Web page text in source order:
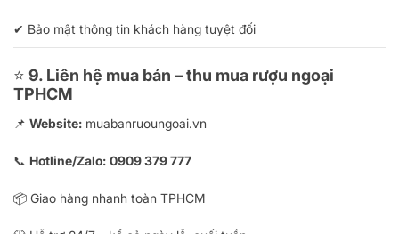
✔ Bảo mật thông tin khách hàng tuyệt đối
⭐ 9. Liên hệ mua bán – thu mua rượu ngoại
TPHCM
📌 Website: muabanruoungoai.vn
📞 Hotline/Zalo: 0909 379 777
📦 Giao hàng nhanh toàn TPHCM